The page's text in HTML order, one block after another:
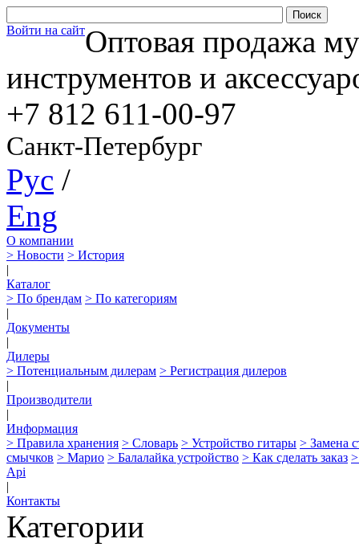
Войти на сайтОптовая продажа
инструментов и
+7 812 611-00-97
Санкт-Петербург
Рус /
Eng
О компании
> Новости > История
|
Каталог
> По брендам > По категориям
|
Документы
|
Дилеры
> Потенциальным дилерам > Регистрация дилеров
|
Производители
|
Информация
> Правила хранения > Словарь > Устройство гитары > Замена
смычков > Марио > Балалайка устройство > Как сделать заказ
Api
|
Контакты
Категории